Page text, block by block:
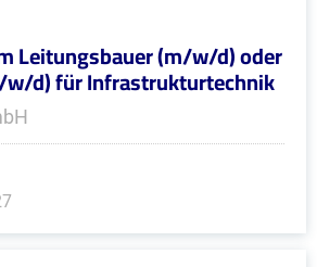
Leitungsbauer (m/w/d) oder
w/d) für Infrastrukturtechnik